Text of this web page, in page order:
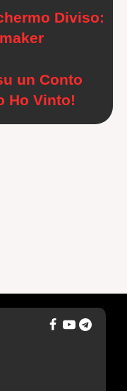
Diviso:
un Conto
Ho Vinto!